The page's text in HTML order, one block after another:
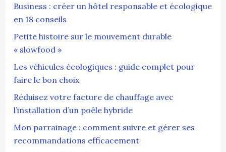
Business : créer un hôtel responsable et écologique
en 18 conseils
Petite histoire sur le mouvement durable
« slowfood »
Les véhicules écologiques : guide complet pour
faire le bon choix
Réduisez votre facture de chauffage avec
l’installation d’un poêle hybride
Mon parrainage : comment suivre et gérer ses
recommandations efficacement